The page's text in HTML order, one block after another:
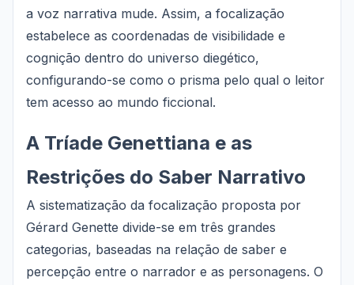
a voz narrativa mude. Assim, a focalização
estabelece as coordenadas de visibilidade e
cognição dentro do universo diegético,
configurando-se como o prisma pelo qual o leitor
tem acesso ao mundo ficcional.
A Tríade Genettiana e as
Restrições do Saber Narrativo
A sistematização da focalização proposta por
Gérard Genette divide-se em três grandes
categorias, baseadas na relação de saber e
percepção entre o narrador e as personagens. O